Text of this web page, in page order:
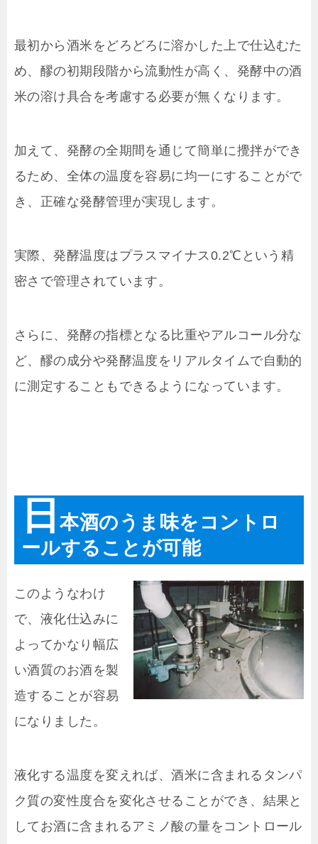
最初から酒米をどろどろに溶かした上で仕込むた
め、醪の初期段階から流動性が高く、発酵中の酒
米の溶け具合を考慮する必要が無くなります。
加えて、発酵の全期間を通じて簡単に攪拌ができ
るため、全体の温度を容易に均一にすることがで
き、正確な発酵管理が実現します。
実際、発酵温度はプラスマイナス0.2℃という精
密さで管理されています。
さらに、発酵の指標となる比重やアルコール分な
ど、醪の成分や発酵温度をリアルタイムで自動的
に測定することもできるようになっています。
日本酒のうま味をコントロ
ールすることが可能
このようなわけ
で、液化仕込みに
よってかなり幅広
い酒質のお酒を製
造することが容易
になりました。
液化する温度を変えれば、酒米に含まれるタンパ
ク質の変性度合を変化させることができ、結果と
してお酒に含まれるアミノ酸の量をコントロール